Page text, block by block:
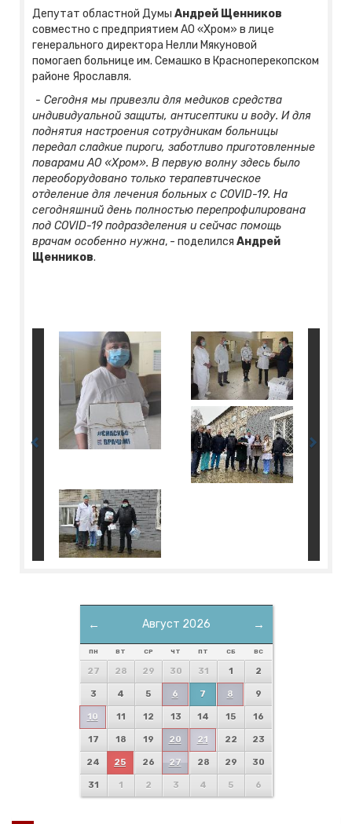
Депутат областной Думы Андрей Щенников
совместно с предприятием АО «Хром» в лице
генерального директора Нелли Мякуновой
помогаеn больнице им. Семашко в Красноперекопском
районе Ярославля.
- Сегодня мы привезли для медиков средства
индивидуальной защиты, антисептики и воду. И для
поднятия настроения сотрудникам больницы
передал сладкие пироги, заботливо приготовленные
поварами АО «Хром». В первую волну здесь было
переоборудовано только терапевтическое
отделение для лечения больных с COVID-19. На
сегодняшний день полностью перепрофилирована
под COVID-19 подразделения и сейчас помощь
врачам особенно нужна, - поделился Андрей
Щенников.
← →
Август 2026
ПН ВТ СР ЧТ ПТ СБ ВС
27 28 29 30 31 1 2
3 4 5 6 7 8 9
10 11 12 13 14 15 16
17 18 19 20 21 22 23
24 25 26 27 28 29 30
31 1 2 3 4 5 6